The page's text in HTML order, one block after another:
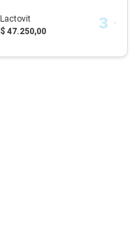
Lactovit
$ 47.250,00